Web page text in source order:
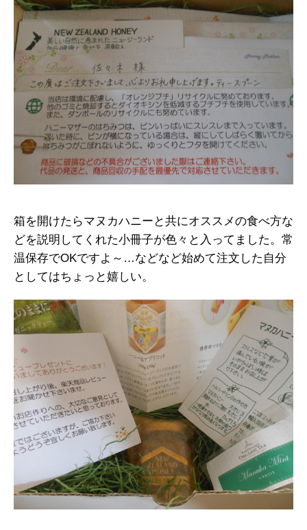
箱を開けたらマヌカハニーと共にオススメの食べ方な
どを説明してくれた小冊子が色々と入ってました。常
温保存でOKですよ～…などなど始めて注文した自分
としてはちょっと嬉しい。